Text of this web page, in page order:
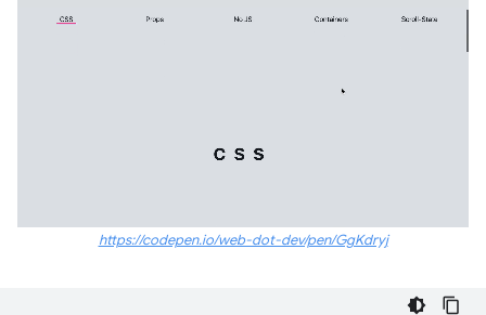
https://codepen.io/web-dot-dev/pen/GgKdryj